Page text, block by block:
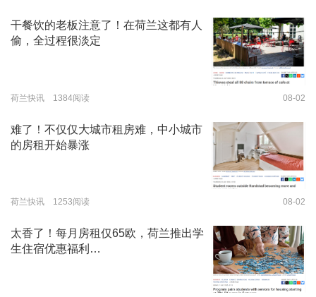
干餐饮的老板注意了！在荷兰这都有人
偷，全过程很淡定
荷兰快讯 1384阅读 08-02
难了！不仅仅大城市租房难，中小城市
的房租开始暴涨
荷兰快讯 1253阅读 08-02
太香了！每月房租仅65欧，荷兰推出学
生住宿优惠福利…